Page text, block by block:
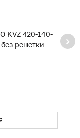
KVZ 420-140-
решетки